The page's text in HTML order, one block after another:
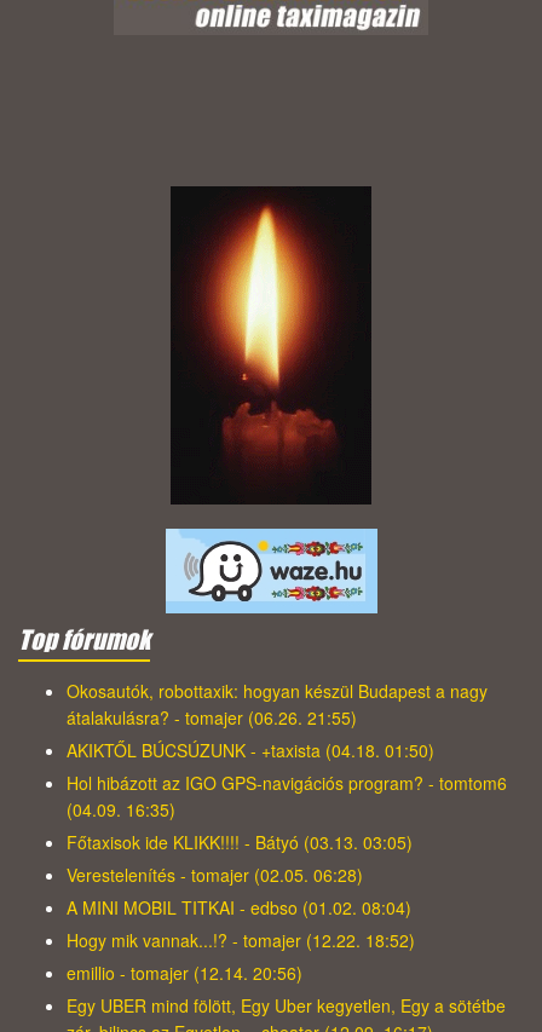
Top fórumok
Okosautók, robottaxik: hogyan készül Budapest a nagy
átalakulásra? - tomajer (06.26. 21:55)
AKIKTŐL BÚCSÚZUNK - +taxista (04.18. 01:50)
Hol hibázott az IGO GPS-navigációs program? - tomtom6
(04.09. 16:35)
Főtaxisok ide KLIKK!!!! - Bátyó (03.13. 03:05)
Verestelenítés - tomajer (02.05. 06:28)
A MINI MOBIL TITKAI - edbso (01.02. 08:04)
Hogy mik vannak...!? - tomajer (12.22. 18:52)
emillio - tomajer (12.14. 20:56)
Egy UBER mind fölött, Egy Uber kegyetlen, Egy a sötétbe